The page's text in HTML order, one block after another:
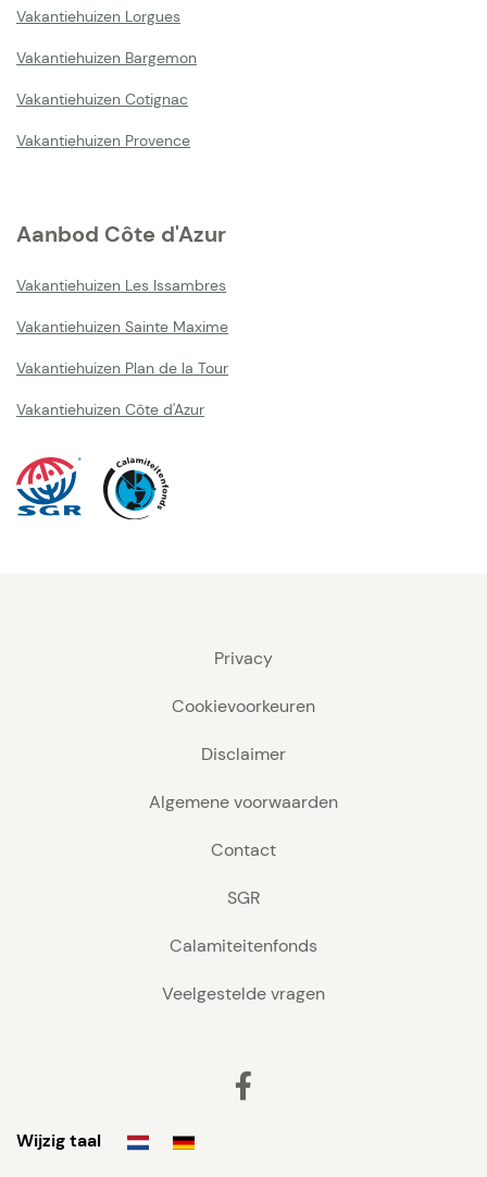
Vakantiehuizen Lorgues
Vakantiehuizen Bargemon
Vakantiehuizen Cotignac
Vakantiehuizen Provence
Aanbod Côte d'Azur
Vakantiehuizen Les Issambres
Vakantiehuizen Sainte Maxime
Vakantiehuizen Plan de la Tour
Vakantiehuizen Côte d'Azur
Privacy
Cookievoorkeuren
Disclaimer
Algemene voorwaarden
Contact
SGR
Calamiteitenfonds
Veelgestelde vragen
Facebook
Wijzig taal